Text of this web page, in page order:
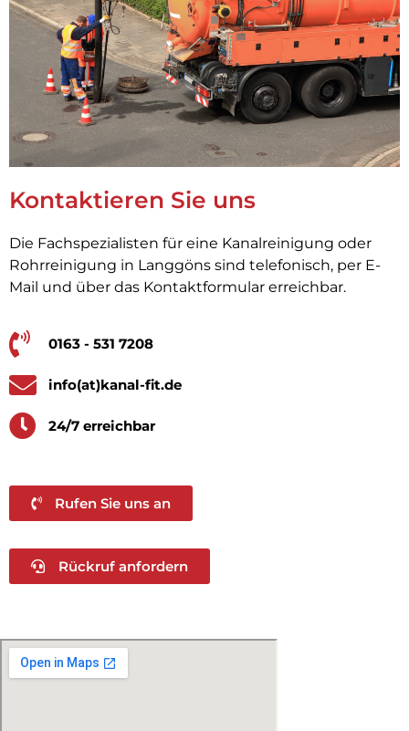
Kontaktieren Sie uns
Die Fachspezialisten für eine Kanalreinigung oder
Rohrreinigung in Langgöns sind telefonisch, per E-
Mail und über das Kontaktformular erreichbar.
0163 - 531 7208
info(at)kanal-fit.de
24/7 erreichbar
Rufen Sie uns an
Rückruf anfordern